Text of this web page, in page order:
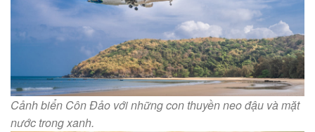
Cảnh biển Côn Đảo với những con thuyền neo đậu và mặt
nước trong xanh.